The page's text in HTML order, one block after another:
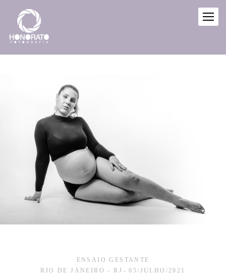
ENSAIO GESTANTE
RIO DE JANEIRO - RJ
05/JULHO/2021